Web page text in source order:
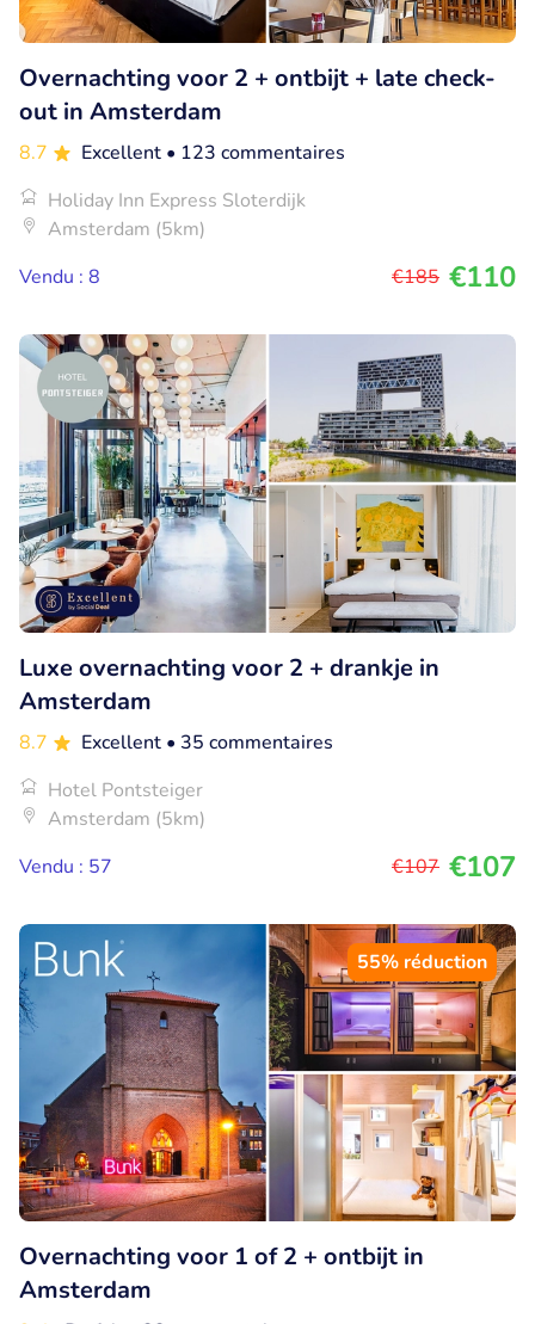
Overnachting voor 2 + ontbijt + late check-
out in Amsterdam
8.7 Excellent • 123 commentaires
Holiday Inn Express Sloterdijk
Amsterdam (5km)
Vendu : 8
€185 €110
Luxe overnachting voor 2 + drankje in
Amsterdam
8.7 Excellent • 35 commentaires
Hotel Pontsteiger
Amsterdam (5km)
Vendu : 57
€107 €107
55% réduction
Overnachting voor 1 of 2 + ontbijt in
Amsterdam